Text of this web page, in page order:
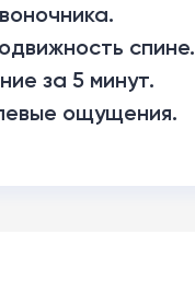
спине.
за 5 минут.
ощущения.